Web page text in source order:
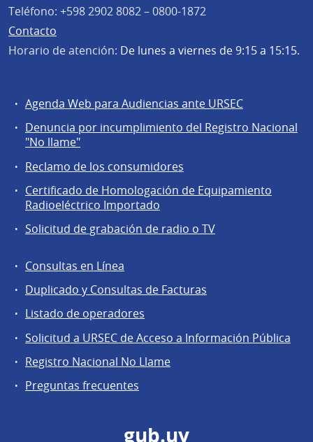
Teléfono: +598 2902 8082 – 0800-1872
Contacto
Horario de atención: De lunes a viernes de 9:15 a 15:15.
Servicios
comunidad
Agenda Web para Audiencias ante URSEC
Denuncia por incumplimiento del Registro Nacional
"No llame"
Reclamo de los consumidores
Certificado de Homologación de Equipamiento
Radioeléctrico Importado
Solicitud de grabación de radio o TV
Agentes
regulados
Consultas en Línea
Duplicado y Consultas de Facturas
Listado de operadores
Solicitud a URSEC de Acceso a Información Pública
Registro Nacional No Llame
Preguntas frecuentes
gub.uy